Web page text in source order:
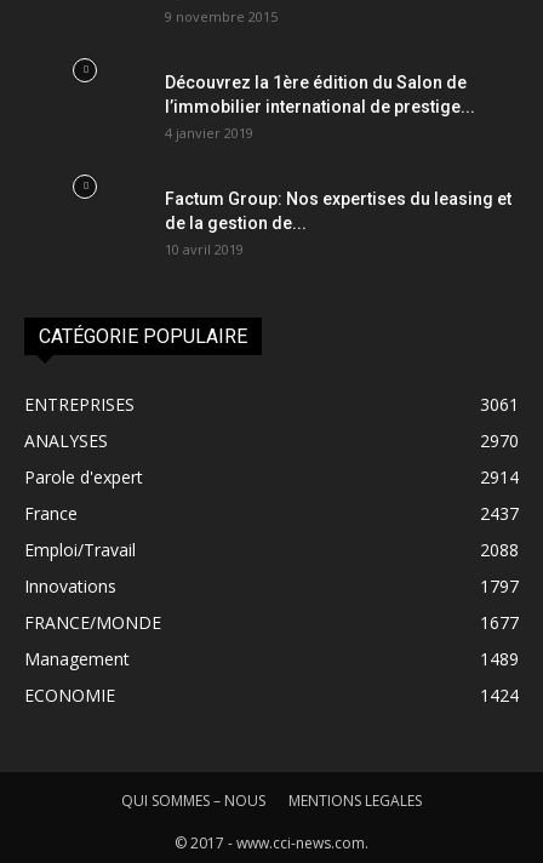
9 novembre 2015
Découvrez la 1ère édition du Salon de
l’immobilier international de prestige...
4 janvier 2019
Factum Group: Nos expertises du leasing et
de la gestion de...
10 avril 2019
CATÉGORIE POPULAIRE
ENTREPRISES
3061
ANALYSES
2970
Parole d'expert
2914
France
2437
Emploi/Travail
2088
Innovations
1797
FRANCE/MONDE
1677
Management
1489
ECONOMIE
1424
QUI SOMMES – NOUS MENTIONS LEGALES
© 2017 - www.cci-news.com.